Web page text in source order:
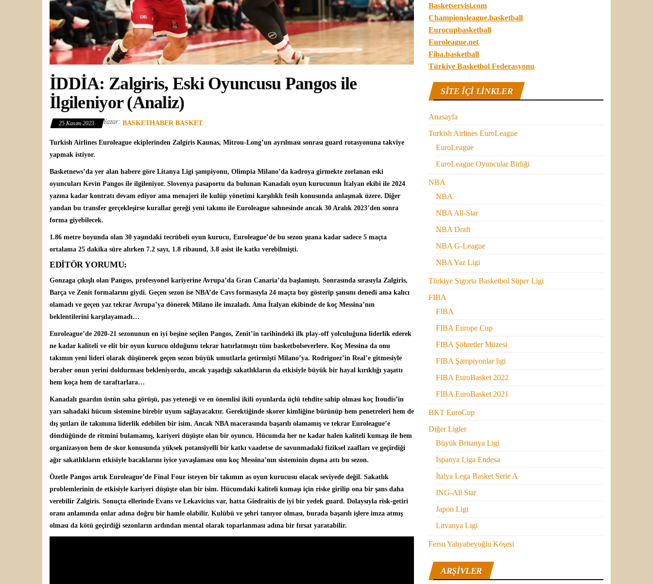
İDDİA: Zalgiris, Eski Oyuncusu Pangos ile
İlgileniyor (Analiz)
25 Kasım 2023 Yazar: BASKETHABER BASKET
Turkish Airlines Euroleague ekiplerinden Zalgiris Kaunas, Mitrou-Long’un ayrılması sonrası guard rotasyonuna takviye
yapmak istiyor.
Basketnews’da yer alan habere göre Litanya Ligi şampiyonu, Olimpia Milano’da kadroya girmekte zorlanan eski
oyuncuları Kevin Pangos ile ilgileniyor. Slovenya pasaportu da bulunan Kanadalı oyun kurucunun İtalyan ekibi ile 2024
yazına kadar kontratı devam ediyor ama menajeri ile kulüp yönetimi karşılıklı fesih konusunda anlaşmak üzere. Diğer
yandan bu transfer gerçekleşirse kurallar gereği yeni takımı ile Euroleague sahnesinde ancak 30 Aralık 2023’den sonra
forma giyebilecek.
1.86 metre boyunda olan 30 yaşındaki tecrübeli oyun kurucu, Euroleague’de bu sezon şuana kadar sadece 5 maçta
ortalama 25 dakika süre alırken 7.2 sayı, 1.8 ribaund, 3.8 asist ile katkı verebilmişti.
EDİTÖR YORUMU:
Gonzaga çıkışlı olan Pangos, profesyonel kariyerine Avrupa’da Gran Canaria’da başlamıştı. Sonrasında sırasıyla Zalgiris,
Barça ve Zenit formalarını giydi. Geçen sezon ise NBA’de Cavs formasıyla 24 maçta boy gösterip şansını denedi ama kalıcı
olamadı ve geçen yaz tekrar Avrupa’ya dönerek Milano ile imzaladı. Ama İtalyan ekibinde de koç Messina’nın
beklentilerini karşılayamadı…
Euroleague’de 2020-21 sezonunun en iyi beşine seçilen Pangos, Zenit’in tarihindeki ilk play-off yolculuğuna liderlik ederek
ne kadar kaliteli ve elit bir oyun kurucu olduğunu tekrar hatırlatmıştı tüm basketbolseverlere. Koç Messina da onu
takımın yeni lideri olarak düşünerek geçen sezon büyük umutlarla getirmişti Milano’ya. Rodriguez’in Real’e gitmesiyle
beraber onun yerini doldurması bekleniyordu, ancak yaşadığı sakatlıkların da etkisiyle büyük bir hayal kırıklığı yaşattı
hem koça hem de taraftarlara…
Kanadalı guardın üstün saha görüşü, pas yeteneği ve en önemlisi ikili oyunlarda üçlü tehdite sahip olması koç Itoudis’in
yarı sahadaki hücum sistemine birebir uyum sağlayacaktır. Gerektiğinde skorer kimliğine bürünüp hem penetreleri hem de
dış şutları ile takımına liderlik edebilen bir isim. Ancak NBA macerasında başarılı olamamış ve tekrar Euroleague’e
döndüğünde de ritmini bulamamış, kariyeri düşüşte olan bir oyuncu. Hücumda her ne kadar halen kaliteli kumaşı ile hem
organizasyon hem de skor konusunda yüksek potansiyelli bir katkı vaadetse de savunmadaki fiziksel zaafları ve geçirdiği
ağır sakatlıkların etkisiyle bacaklarını iyice yavaşlaması onu koç Messina’nın sisteminin dışına attı bu sezon.
Özetle Pangos artık Euroleague’de Final Four isteyen bir takımın as oyun kurucusu olacak seviyede değil. Sakatlık
problemlerinin de etkisiyle kariyeri düşüşte olan bir isim. Hücumdaki kaliteli kumaşı için riske girilip ona bir şans daha
verebilir Zalgiris. Sonuçta ellerinde Evans ve Lekavicius var, hatta Giedraitis de iyi bir yedek guard. Dolaysıyla risk-getiri
oranı anlamında onlar adına doğru bir hamle olabilir. Kulübü ve şehri tanıyor olması, burada başarılı işlere imza atmış
olması da kötü geçirdiği sezonların ardından mental olarak toparlanması adına bir fırsat yaratabilir.
Basketservisi.com
Championsleague.basketball
Eurocupbasketball
Euroleague.net
Fiba.basketball
Türkiye Basketbol Federasyonu
SITE IÇI LINKLER
Anasayfa
Turkish Airlines EuroLeague
EuroLeague
EuroLeague Oyuncular Birliği
NBA
NBA
NBA All-Star
NBA Draft
NBA G-League
NBA Yaz Ligi
Türkiye Sigorta Basketbol Süper Ligi
FIBA
FIBA
FIBA Europe Cup
FIBA Şöhretler Müzesi
FIBA Şampiyonlar ligi
FIBA EuroBasket 2022
FIBA EuroBasket 2021
BKT EuroCup
Diğer Ligler
Büyük Britanya Ligi
İspanya Liga Endesa
İtalya Lega Basket Serie A
ING-All Star
Japon Ligi
Litvanya Ligi
Fersu Yahyabeyoğlu Köşesi
ARŞIVLER